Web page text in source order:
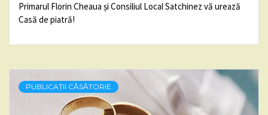
Primarul Florin Cheaua și Consiliul Local Satchinez vă urează
Casă de piatră!
PUBLICAȚII CĂSĂTORIE